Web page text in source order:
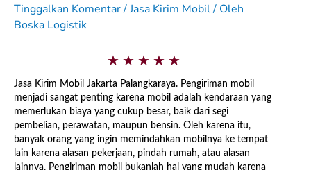
Tinggalkan Komentar/Jasa Kirim Mobil/ Oleh
Boska Logistik
★ ★ ★ ★ ★5
/
5
Jasa Kirim Mobil Jakarta Palangkaraya. Pengiriman mobil
menjadi sangat penting karena mobil adalah kendaraan yang
memerlukan biaya yang cukup besar, baik dari segi
pembelian, perawatan, maupun bensin. Oleh karena itu,
banyak orang yang ingin memindahkan mobilnya ke tempat
lain karena alasan pekerjaan, pindah rumah, atau alasan
lainnya. Pengiriman mobil bukanlah hal yang mudah karena